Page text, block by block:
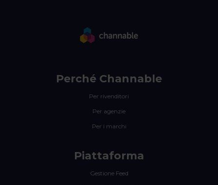
Perché Channable
Per rivenditori
Per agenzie
Per i marchi
Piattaforma
Gestione Feed